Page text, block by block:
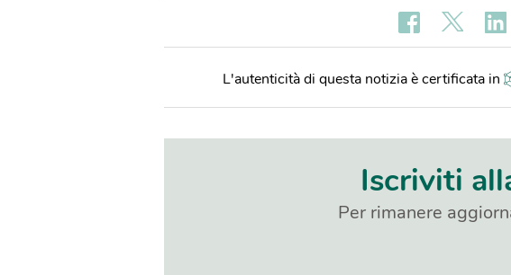
L'autenticità di questa notizia è certificata in
Iscriviti
Per rimanere